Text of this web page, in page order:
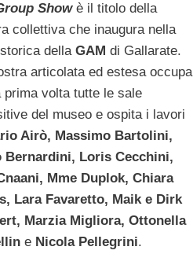
Showè il titolo della
collettiva che inaugura nella
della GAM di Gallarate.
articolata ed estesa occupa
prima volta tutte le sale
del museo e ospita i lavori
Airò, Massimo Bartolini,
Bernardini, Loris Cecchini,
Mme Duplok, Chiara
Lara Favaretto, Maik e Dirk
Marzia Migliora, Ottonella
eNicola Pellegrini.